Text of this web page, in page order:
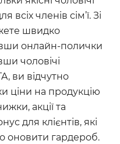
членів сім’ї. Зі
швидко
онлайн-полички
чоловічі
ви відчутно
ціни на продукцію
акції та
для клієнтів, які
оновити гардероб.